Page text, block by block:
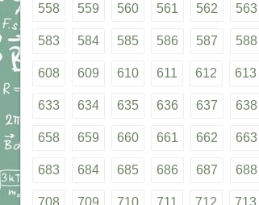
558 559 560 561 562 563
583 584 585 586 587 588
608 609 610 611 612 613
633 634 635 636 637 638
658 659 660 661 662 663
683 684 685 686 687 688
708 709 710 711 712 713